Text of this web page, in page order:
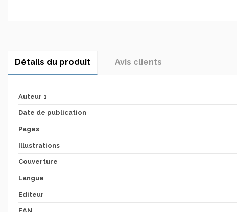
Détails du produit Avis clients
Auteur 1
Date de publication
Pages
Illustrations
Couverture
Langue
Editeur
EAN